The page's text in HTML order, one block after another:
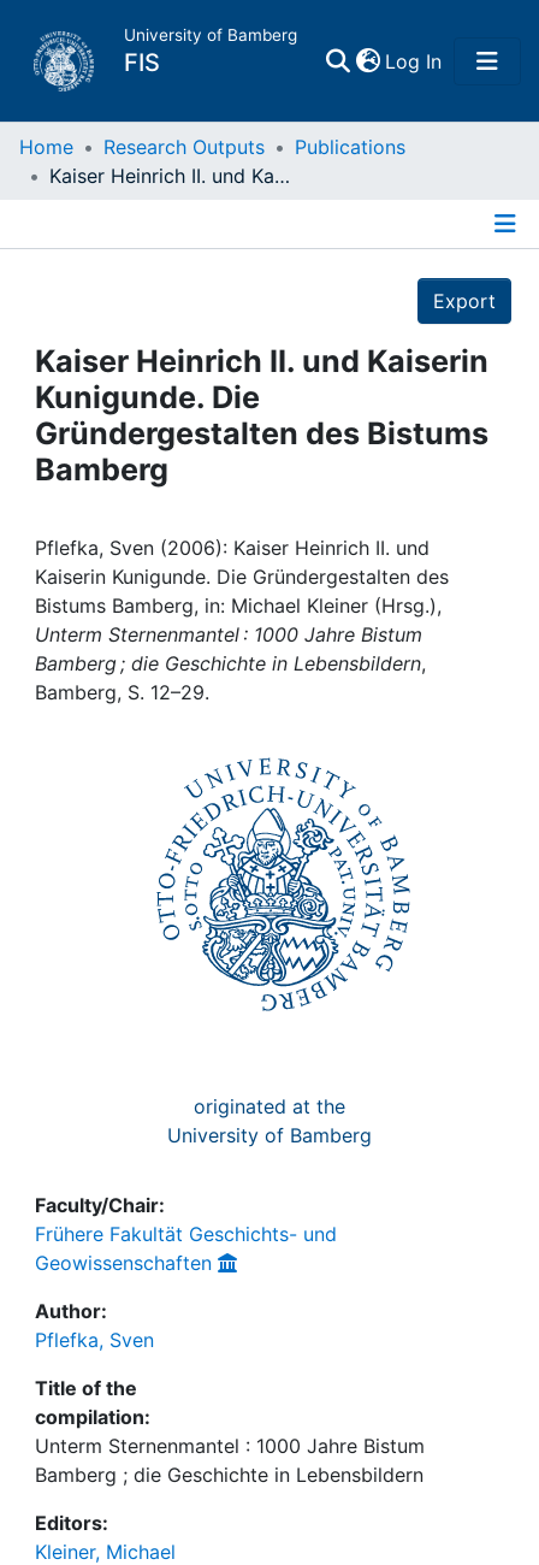
University of Bamberg
FIS Log In(current)
Home
Projects
People
Institutions
Awards
My FIS
Help
Home Research Outputs
Publications
Kaiser Heinrich II. und Kaiserin Kunigunde. Die Gründergestalten des Bistums Bamberg
Export
Kaiser Heinrich II. und Kaiserin
Kunigunde. Die
Gründergestalten des Bistums
Bamberg
Pflefka, Sven (2006): Kaiser Heinrich II. und
Kaiserin Kunigunde. Die Gründergestalten des
Bistums Bamberg, in: Michael Kleiner (Hrsg.),
Unterm Sternenmantel : 1000 Jahre Bistum
Bamberg ; die Geschichte in Lebensbildern,
Bamberg, S. 12–29.
originated at the
University of Bamberg
Faculty/Chair:
Frühere Fakultät Geschichts- und
Geowissenschaften
Author:
Pflefka, Sven
Title of the
compilation:
Unterm Sternenmantel : 1000 Jahre Bistum
Bamberg ; die Geschichte in Lebensbildern
Editors:
Kleiner, Michael